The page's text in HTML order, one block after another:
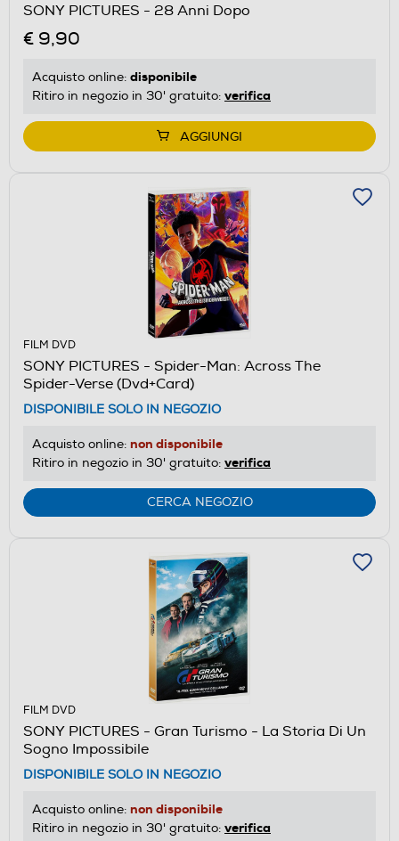
SONY PICTURES - 28 Anni Dopo
€ 9,90
Acquisto online: disponibile
Ritiro in negozio in 30' gratuito: verifica
AGGIUNGI
FILM DVD
SONY PICTURES - Spider-Man: Across The
Spider-Verse (Dvd+Card)
DISPONIBILE SOLO IN NEGOZIO
Acquisto online: non disponibile
Ritiro in negozio in 30' gratuito: verifica
CERCA NEGOZIO
FILM DVD
SONY PICTURES - Gran Turismo - La Storia Di Un
Sogno Impossibile
DISPONIBILE SOLO IN NEGOZIO
Acquisto online: non disponibile
Ritiro in negozio in 30' gratuito: verifica